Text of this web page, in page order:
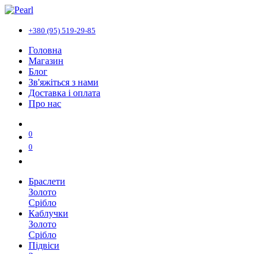
+380 (95) 519-29-85
Головна
Магазин
Блог
Зв'яжіться з нами
Доставка і оплата
Про нас
0
0
Браслети
Золото
Срібло
Каблучки
Золото
Срібло
Підвіси